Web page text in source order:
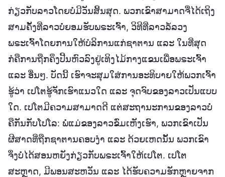
ກ່ຽວກັບລາວໂດຍບໍ່ມີວັນສິ້ນສຸດ. ພວກເຂົາສາມາດຈື່ໄດ້ເຖິງ
ສາມຄັ້ງທີ່ລາວບໍ່ຍອມຮັບພຣະເຈົ້າ, ວິທີທີ່ລາວລໍ້ລວງ
ພຣະເຈົ້າໂດຍການໃຫ້ບໍລິການແກ່ຊາຕານ ແລະ ໃນທີ່ສຸດ
ກໍຄືການຖືກຄຶງປີ້ນຫົວລົງຢູ່ເທິງໄມ້ກາງແຂນເພື່ອພຣະເຈົ້າ
ແລະ ອື່ນໆ. ບັດນີ້ ເຮົາຈະສຸມໃສ່ການອະທິບາຍໃຫ້ພວກເຈົ້າ
ຮູ້ວ່າ ເປໂຕຮູ້ຈັກເຮົາແນວໃດ ແລະ ຈຸດຈົບຂອງລາວເປັນແບບ
ໃດ. ເປໂຕມີຄວາມສາມາດດີ ແຕ່ສະຖານະການຂອງລາວບໍ່
ຄືກັນກັບໂປໂລ: ພໍ່ແມ່ຂອງລາວຂົ່ມເຫັງເຮົາ, ພວກເຂົາເປັນ
ຜີສາດທີ່ຖືກຊາຕານຄອບງຳ ແລະ ດ້ວຍເຫດນັ້ນ ພວກເຂົາ
ຈຶ່ງບໍ່ໄດ້ສອນຫຍັງກ່ຽວກັບພຣະເຈົ້າໃຫ້ເປໂຕ. ເປໂຕ
ສະຫຼາດ, ມີພອນສະຫວັນ ແລະ ໄດ້ຮັບຄວາມຮັກຫຼາຍຈາກ